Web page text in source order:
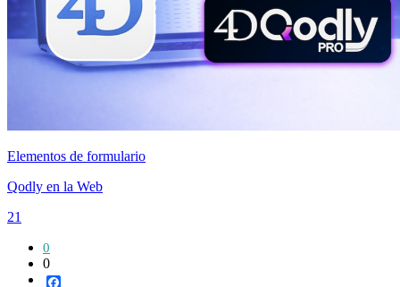
Elementos de formulario
Qodly en la Web
21
0
0